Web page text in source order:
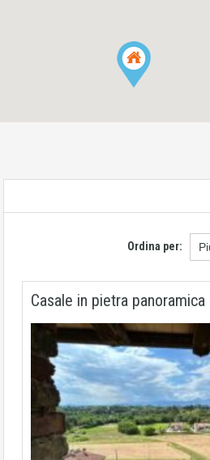
Ordina per:
Casale in pietra